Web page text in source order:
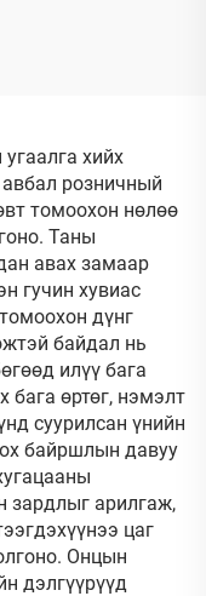
хийх
розничный
томоохон нөлөө
Таны
авах замаар
гучин хувиас
дүнг
байдал нь
илүү бага
бага өртөг, нэмэлт
суурилсан үнийн
байршлын давуу
зардлыг арилгаж,
цаг
Онцын
дэлгүүрүүд